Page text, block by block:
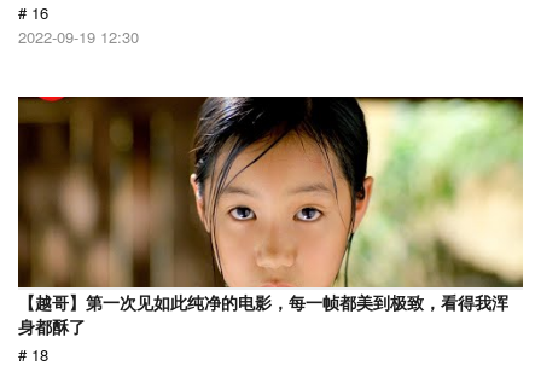
# 16
2022-09-19 12:30
【越哥】第一次见如此纯净的电影，每一帧都美到极致，看得我浑
身都酥了
# 18